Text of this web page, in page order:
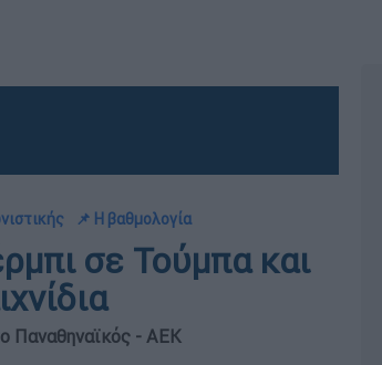
📌 Η βαθμολογία
σε Τούμπα και
Παναθηναϊκός - ΑΕΚ